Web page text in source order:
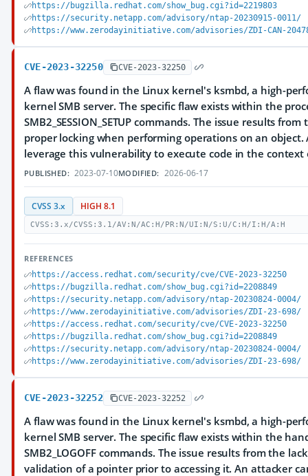
https://bugzilla.redhat.com/show_bug.cgi?id=2219803
https://security.netapp.com/advisory/ntap-20230915-0011/
https://www.zerodayinitiative.com/advisories/ZDI-CAN-
CVE-2023-32250 CVE-2023-32250
A flaw was found in the Linux kernel's ksmbd, a high-
kernel SMB server. The specific flaw exists within the
SMB2_SESSION_SETUP commands. The issue results
proper locking when performing operations on an object.
leverage this vulnerability to execute code in the
PUBLISHED: 2023-07-10MODIFIED: 2026-06-17
CVSS 3.x HIGH 8.1
CVSS:3.x/CVSS:3.1/AV:N/AC:H/PR:N/UI:N/S:U/C:H/I:H/A:H
REFERENCES
https://access.redhat.com/security/cve/CVE-2023-32250
https://bugzilla.redhat.com/show_bug.cgi?id=2208849
https://security.netapp.com/advisory/ntap-20230824-0004/
https://www.zerodayinitiative.com/advisories/ZDI-23-698/
https://access.redhat.com/security/cve/CVE-2023-32250
https://bugzilla.redhat.com/show_bug.cgi?id=2208849
https://security.netapp.com/advisory/ntap-20230824-0004/
https://www.zerodayinitiative.com/advisories/ZDI-23-698/
CVE-2023-32252 CVE-2023-32252
A flaw was found in the Linux kernel's ksmbd, a high-
kernel SMB server. The specific flaw exists within the
SMB2_LOGOFF commands. The issue results from the
validation of a pointer prior to accessing it. An attacker